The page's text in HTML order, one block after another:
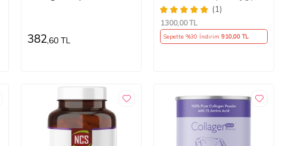
382,60 TL
(1)
1300,00 TL
Sepette %30 İndirim910,00 TL